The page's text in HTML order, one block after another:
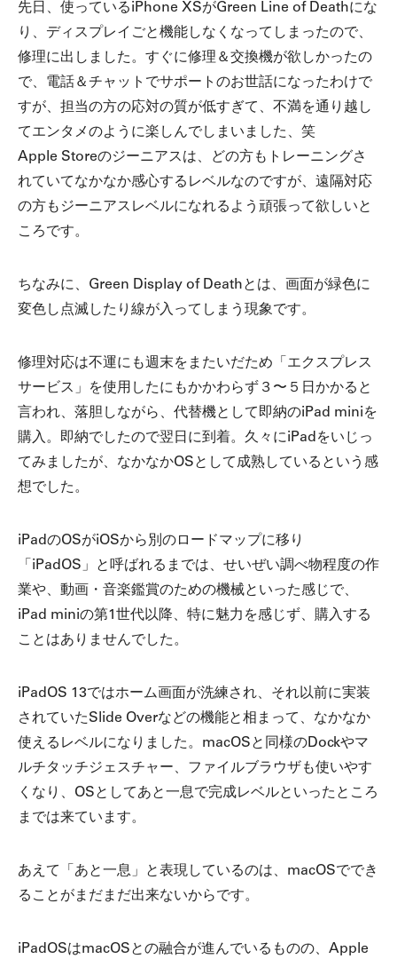
先日、使っているiPhone XSがGreen Line of Deathにな
り、ディスプレイごと機能しなくなってしまったので、
修理に出しました。すぐに修理＆交換機が欲しかったの
で、電話＆チャットでサポートのお世話になったわけで
すが、担当の方の応対の質が低すぎて、不満を通り越し
てエンタメのように楽しんでしまいました、笑
Apple Storeのジーニアスは、どの方もトレーニングさ
れていてなかなか感心するレベルなのですが、遠隔対応
の方もジーニアスレベルになれるよう頑張って欲しいと
ころです。
ちなみに、Green Display of Deathとは、画面が緑色に
変色し点滅したり線が入ってしまう現象です。
修理対応は不運にも週末をまたいだため「エクスプレス
サービス」を使用したにもかかわらず３〜５日かかると
言われ、落胆しながら、代替機として即納のiPad miniを
購入。即納でしたので翌日に到着。久々にiPadをいじっ
てみましたが、なかなかOSとして成熟しているという感
想でした。
iPadのOSがiOSから別のロードマップに移り
「iPadOS」と呼ばれるまでは、せいぜい調べ物程度の作
業や、動画・音楽鑑賞のための機械といった感じで、
iPad miniの第1世代以降、特に魅力を感じず、購入する
ことはありませんでした。
iPadOS 13ではホーム画面が洗練され、それ以前に実装
されていたSlide Overなどの機能と相まって、なかなか
使えるレベルになりました。macOSと同様のDockやマ
ルチタッチジェスチャー、ファイルブラウザも使いやす
くなり、OSとしてあと一息で完成レベルといったところ
までは来ています。
あえて「あと一息」と表現しているのは、macOSででき
ることがまだまだ出来ないからです。
iPadOSはmacOSとの融合が進んでいるものの、Apple